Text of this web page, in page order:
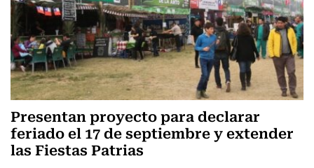
Presentan proyecto para declarar
feriado el 17 de septiembre y extender
las Fiestas Patrias